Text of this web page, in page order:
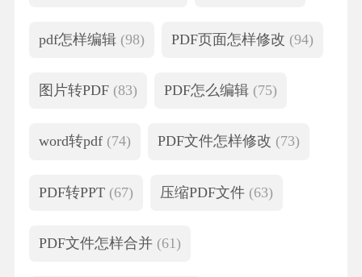
pdf怎样编辑 (98) PDF页面怎样修改 (94)
图片转PDF (83) PDF怎么编辑 (75)
word转pdf (74) PDF文件怎样修改 (73)
PDF转PPT (67) 压缩PDF文件 (63)
PDF文件怎样合并 (61)